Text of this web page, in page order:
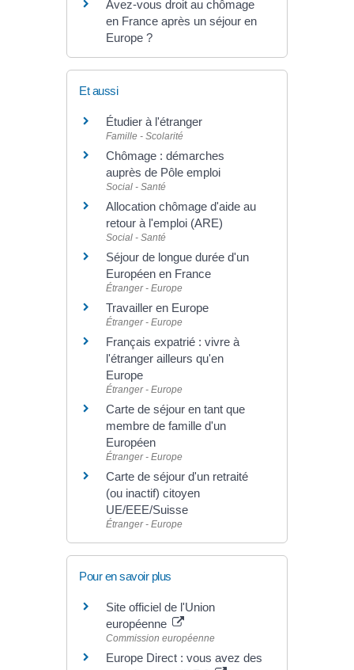
Avez-vous droit au chômage
en France après un séjour en
Europe ?
Et aussi
Étudier à l'étranger
Famille - Scolarité
Chômage : démarches
auprès de Pôle emploi
Social - Santé
Allocation chômage d'aide au
retour à l'emploi (ARE)
Social - Santé
Séjour de longue durée d'un
Européen en France
Étranger - Europe
Travailler en Europe
Étranger - Europe
Français expatrié : vivre à
l'étranger ailleurs qu'en
Europe
Étranger - Europe
Carte de séjour en tant que
membre de famille d'un
Européen
Étranger - Europe
Carte de séjour d'un retraité
(ou inactif) citoyen
UE/EEE/Suisse
Étranger - Europe
Pour en savoir plus
Site officiel de l'Union
européenne
Commission européenne
Europe Direct : vous avez des